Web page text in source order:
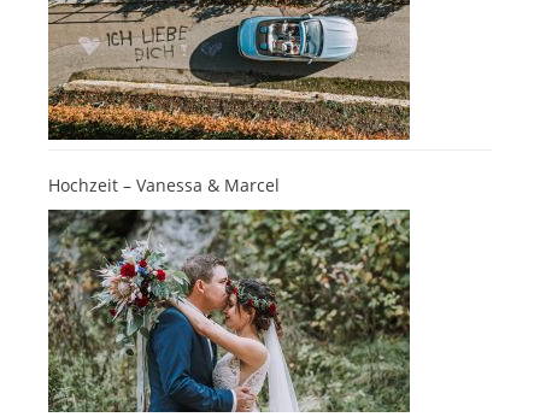
Hochzeit – Vanessa & Marcel